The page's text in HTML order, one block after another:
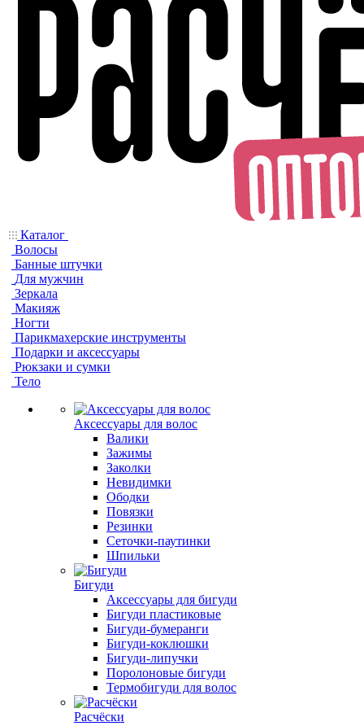
Каталог
Волосы
Банные штучки
Для мужчин
Зеркала
Макияж
Ногти
Парикмахерские инструменты
Подарки и аксессуары
Рюкзаки и сумки
Тело
Аксессуары для волос
Валики
Зажимы
Заколки
Невидимки
Ободки
Повязки
Резинки
Сеточки-паутинки
Шпильки
Бигуди
Аксессуары для бигуди
Бигуди пластиковые
Бигуди-бумеранги
Бигуди-коклюшки
Бигуди-липучки
Поролоновые бигуди
Термобигуди для волос
Расчёски